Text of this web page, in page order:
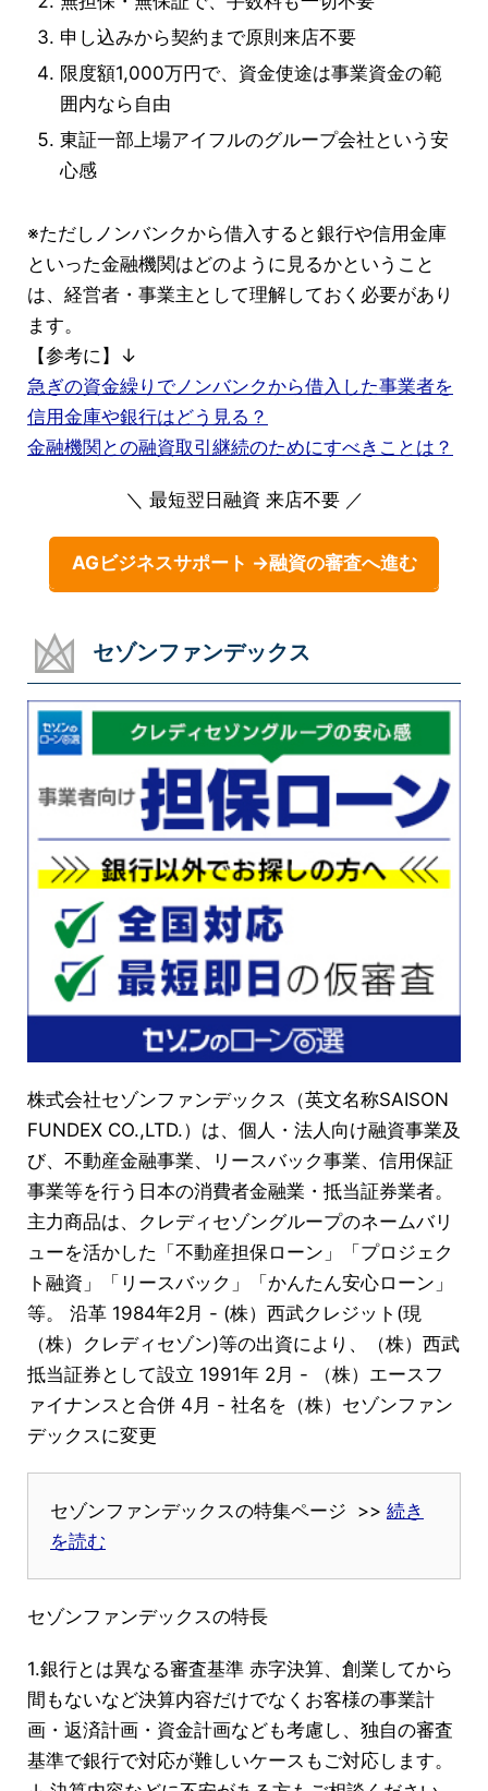
申し込みから契約まで原則来店不要
限度額1,000万円で、資金使途は事業資金の範
囲内なら自由
東証一部上場アイフルのグループ会社という安
心感
※ただしノンバンクから借入すると銀行や信用金庫
といった金融機関はどのように見るかということ
は、経営者・事業主として理解しておく必要があり
ます。
【参考に】↓
急ぎの資金繰りでノンバンクから借入した事業者を
信用金庫や銀行はどう見る？
金融機関との融資取引継続のためにすべきことは？
＼ 最短翌日融資 来店不要 ／
AGビジネスサポート →融資の審査へ進む
セゾンファンデックス
株式会社セゾンファンデックス（英文名称SAISON
FUNDEX CO.,LTD.）は、個人・法人向け融資事業及
び、不動産金融事業、リースバック事業、信用保証
事業等を行う日本の消費者金融業・抵当証券業者。
主力商品は、クレディセゾングループのネームバリ
ューを活かした「不動産担保ローン」「プロジェク
ト融資」「リースバック」「かんたん安心ローン」
等。 沿革 1984年2月 - (株）西武クレジット(現
（株）クレディセゾン)等の出資により、（株）西武
抵当証券として設立 1991年 2月 - （株）エースフ
ァイナンスと合併 4月 - 社名を（株）セゾンファン
デックスに変更
セゾンファンデックスの特集ページ >> 続き
を読む
セゾンファンデックスの特長
1.銀行とは異なる審査基準 赤字決算、創業してから
間もないなど決算内容だけでなくお客様の事業計
画・返済計画・資金計画なども考慮し、独自の審査
基準で銀行で対応が難しいケースもご対応します。